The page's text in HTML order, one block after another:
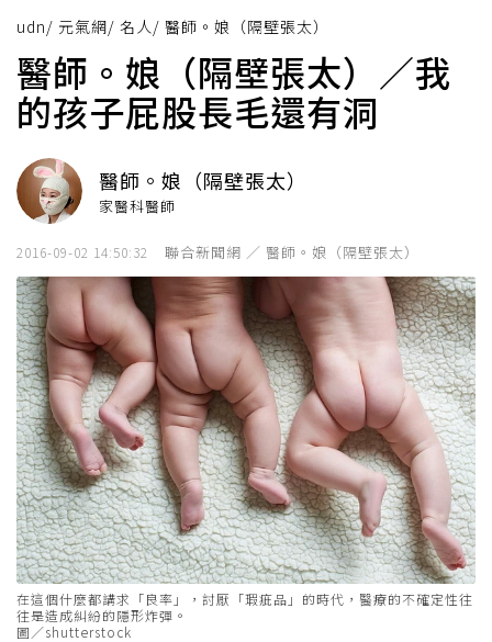
udn/ 元氣網/ 名人/ 醫師。娘（隔壁張太）
醫師。娘（隔壁張太）／我
的孩子屁股長毛還有洞
醫師。娘（隔壁張太）
家醫科醫師
2016-09-02 14:50:32 聯合新聞網 ／ 醫師。娘（隔壁張太）
在這個什麼都講求「良率」，討厭「瑕疵品」的時代，醫療的不確定性往
往是造成糾紛的隱形炸彈。
圖／shutterstock